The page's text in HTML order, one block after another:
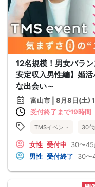
12名規模！男女バラ
安定収入男性編】婚
な出会い～
富山市 | 8月8日(土)
受付終了まで19時間
TMSイベント 30
女性 受付中 30〜
男性 受付終了 30〜